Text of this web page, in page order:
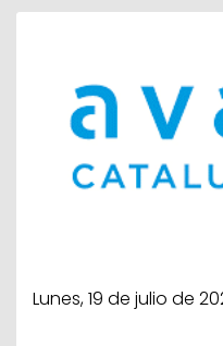
Lunes, 19 de julio de